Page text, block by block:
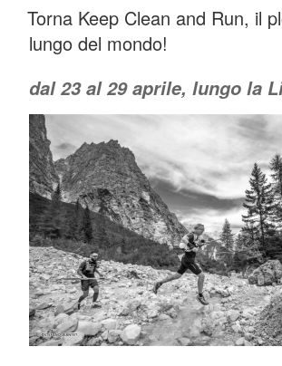
IL
Torna Keep Clean and Run, il
lungo del mondo!
dal 23 al 29 aprile, lungo la